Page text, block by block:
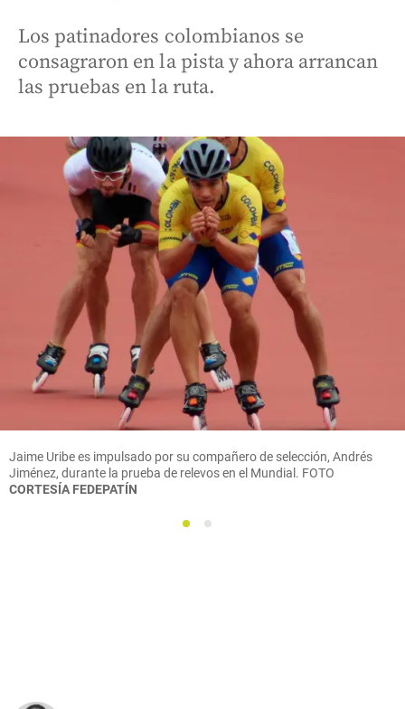
Los patinadores colombianos se
consagraron en la pista y ahora arrancan
las pruebas en la ruta.
Jaime Uribe es impulsado por su compañero de selección, Andrés
Jiménez, durante la prueba de relevos en el Mundial. FOTO
CORTESÍA FEDEPATÍN
1 2